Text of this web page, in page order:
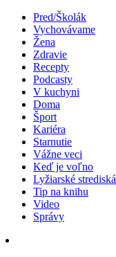
Pred/Školák
Vychovávame
Žena
Zdravie
Recepty
Podcasty
V kuchyni
Doma
Šport
Kariéra
Starnutie
Vážne veci
Keď je voľno
Lyžiarské strediská
Tip na knihu
Video
Správy